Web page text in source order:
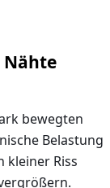
Nähte
bewegten
Belastung
kleiner Riss